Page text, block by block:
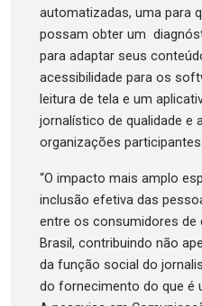
automatizadas, uma para
possam obter um
para adaptar seus
acessibilidade para os
leitura de tela e um
jornalístico de qualidade e
organizações participantes.
“O impacto mais amplo
inclusão efetiva das
entre os consumidores
Brasil, contribuindo não
da função social do
do fornecimento do que é